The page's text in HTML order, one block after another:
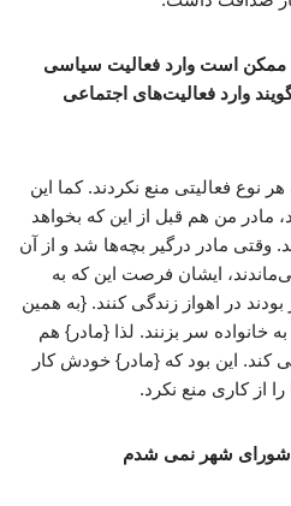
ممکن است وارد فعالیت سیاسی
وارد فعالیت‌های اجتماعی
نوع فعالیتی منع نکردند. کما این
مادر من هم قبل از این که بخواهد
وقتی مادر درگیر بچه‌ها شد و از آن
ایشان فرصت این که به
بودند در اهواز زندگی کنند. {به همین
خانواده سر بزنند. لذا {مادر} هم
کند. این بود که {مادر} خودش کار
از کاری منع نکرد.
شورای شهر نمی شدم